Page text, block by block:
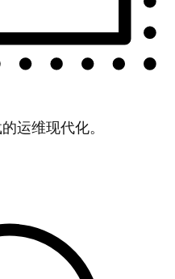
运维现代化。